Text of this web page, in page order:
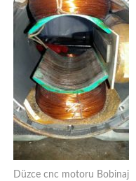
Düzce cnc motoru Bobinaj